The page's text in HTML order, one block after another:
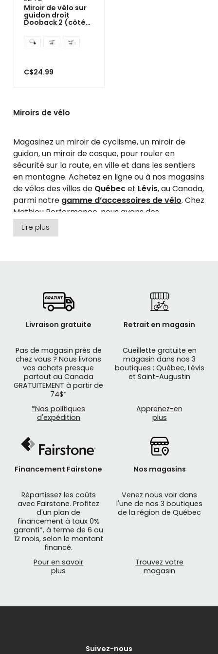
Miroir de vélo sur
guidon droit
Dooback 2 (côté
gauche)
C$24.99
Miroirs de vélo
Magasinez un miroir de cyclisme, un miroir de
guidon, un miroir de casque, pour rouler en
sécurité sur la route, en ville et dans les sentiers
en montagne. Achetez en ligne ou à nos magasins
de vélos des villes de Québecet Lévis, au Canada,
parmi notre gamme d’accessoires de vélo. Chez
Mathieu Performance, nous avons des
rétroviseurs de vélo des plus grandes marques :
49N, BLACKBURN, EVO, MIRRYCLE, SPRINTECH, THE
Les avantages de rouler avec un miroir de
Un miroir de cyclisme est un accessoire utile pour
les cyclistes car il permet de surveiller ce qui se
passe derrière eux, sans avoir à se retourner
complètement. Voici quelques avantages de
l'utilisation d'un miroir de cyclisme :
Amélioration de la sécurité
trouvent derrière lui, un miroir de cyclisme peut
Lire plus
Livraison gratuite
Pas de magasin près de
chez vous ? Nous livrons
vos achats presque
partout au Canada
GRATUITEMENT à partir de
74$*
*Nos politiques
d'expédition
Retrait en magasin
Cueillette gratuite en
magasin dans nos 3
boutiques : Québec, Lévis
et Saint-Augustin
Apprenez-en
plus
Financement Fairstone
Répartissez les coûts
avec Fairstone. Profitez
d'un plan de
financement à taux 0%
garanti*, à terme de 6 ou
12 mois, selon le montant
financé.
Pour en savoir
plus
Nos magasins
Venez nous voir dans
l'une de nos 3 boutiques
de la région de Québec
Trouvez votre
magasin
Suivez-nous